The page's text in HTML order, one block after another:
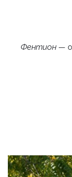
Фентион—